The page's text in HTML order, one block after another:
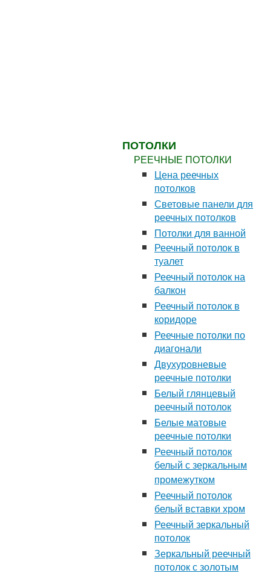
ПОТОЛКИ
РЕЕЧНЫЕ ПОТОЛКИ
Цена реечных
потолков
Световые панели для
реечных потолков
Потолки для ванной
Реечный потолок в
туалет
Реечный потолок на
балкон
Реечный потолок в
коридоре
Реечные потолки по
диагонали
Двухуровневые
реечные потолки
Белый глянцевый
реечный потолок
Белые матовые
реечные потолки
Реечный потолок
белый с зеркальным
промежутком
Реечный потолок
белый вставки хром
Реечный зеркальный
потолок
Зеркальный реечный
потолок с золотым